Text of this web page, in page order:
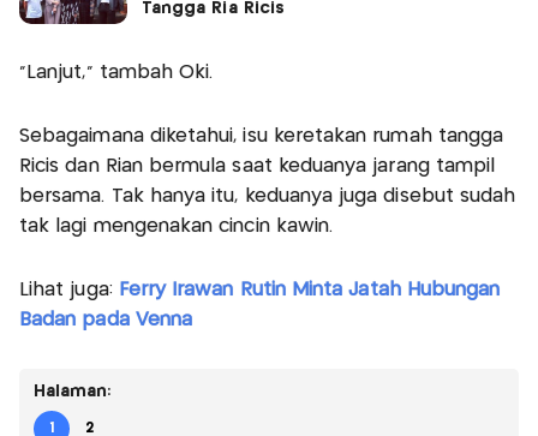
Tangga Ria Ricis
"Lanjut," tambah Oki.
Sebagaimana diketahui, isu keretakan rumah tangga
Ricis dan Rian bermula saat keduanya jarang tampil
bersama. Tak hanya itu, keduanya juga disebut sudah
tak lagi mengenakan cincin kawin.
Lihat juga: Ferry Irawan Rutin Minta Jatah Hubungan
Badan pada Venna
Halaman:
1 2